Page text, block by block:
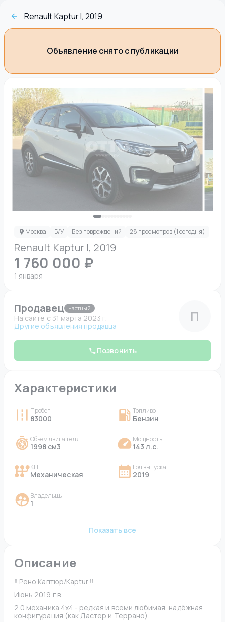
Renault Kaptur I, 2019
Объявление снято с публикации
Renault Kaptur I, 2019
1 760 000 ₽
1 января
Москва Б/У Без повреждений 28 просмотров (1 сегодня)
Продавец Частный
На сайте c 31 марта 2023 г.
Другие объявления продавца
П
Позвонить
Характеристики
Пробег
83000
Топливо
Бензин
Объем двигателя
1998 см3
Мощность
143 л.с.
КПП
Механическая
Год выпуска
2019
Владельцы
1
Показать все
Описание
‼️ Рено Каптюр/Kaptur ‼️
Июнь 2019 г.в.
2.0 механика 4x4 - редкая и всеми любимая, надёжная
конфигурация (как Дастер и Террано).